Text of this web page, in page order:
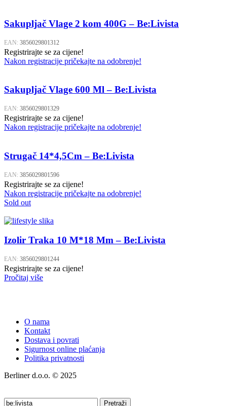
Sakupljač Vlage 2 kom 400G – Be:Livista
EAN: 3856029801312
Registrirajte se za cijene!
Nakon registracije pričekajte na odobrenje!
Sakupljač Vlage 600 Ml – Be:Livista
EAN: 3856029801329
Registrirajte se za cijene!
Nakon registracije pričekajte na odobrenje!
Strugač 14*4,5Cm – Be:Livista
EAN: 3856029801596
Registrirajte se za cijene!
Nakon registracije pričekajte na odobrenje!
Sold out
Izolir Traka 10 M*18 Mm – Be:Livista
EAN: 3856029801244
Registrirajte se za cijene!
Pročitaj više
O nama
Kontakt
Dostava i povrati
Sigurnost online plaćanja
Politika privatnosti
Berliner d.o.o. © 2025
Pretraži